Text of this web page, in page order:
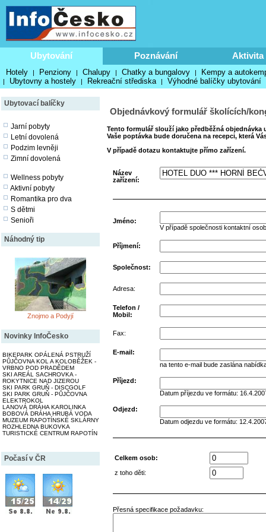
Ubytování Poznávání Aktivita
Hotely | Penziony | Chalupy | Chatky a bungalovy | Kempy a
| Ubytovny a hostely | Rekreační střediska | Výhodné balíčky ubytování
Ubytovací balíčky
Jarní pobyty
Letní dovolená
Podzim levněji
Zimní dovolená
Wellness pobyty
Aktivní pobyty
Romantika pro dva
S dětmi
Senioři
Náhodný tip
Znojmo a Podyjí
Novinky InfoČesko
BIKEPARK OPÁLENÁ PSTRUŽÍ
PŮJČOVNA KOL A KOLOBĚŽEK -
VRBNO POD PRADĚDEM
SKI AREÁL SACHROVKA -
ROKYTNICE NAD JIZEROU
SKI PARK GRUŇ - DISCGOLF
SKI PARK GRUŇ - PŮJČOVNA
ELEKTROKOL
LANOVÁ DRÁHA KAROLINKA
BOBOVÁ DRÁHA HRUBÁ VODA
MUZEUM RAPOTÍNSKÉ SKLÁRNY
ROZHLEDNA BUKOVKA
TURISTICKÉ CENTRUM RAPOTÍN
Počasí v ČR
Objednávkový formulář školících/
Tento formulář slouží jako předběžná objednávka
Vaše poptávka bude doručena na recepci, která
V případě dotazu kontaktujte přímo zařízení.
Název
zařízení:
Jméno:
V případě společnosti kontaktní
Příjmení:
Společnost:
Adresa:
Telefon /
Mobil:
Fax:
E-mail:
na tento e-mail bude zaslána
Příjezd:
Datum příjezdu ve formátu:
Odjezd:
Datum odjezdu ve formátu:
Celkem osob:
z toho děti:
Přesná specifikace požadavku: